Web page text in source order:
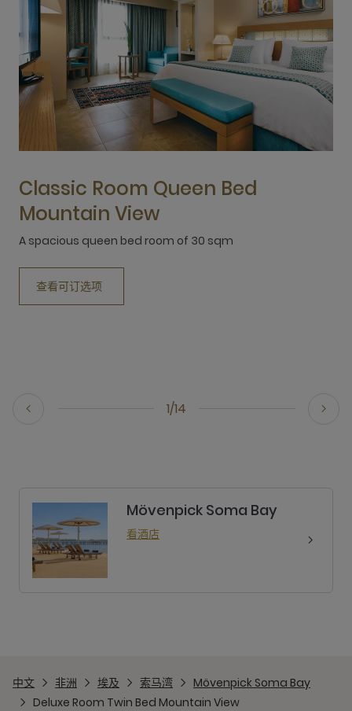
1/14
Classic Room Queen Bed
Mountain View
A spacious queen bed room of 30 sqm
查看可订选项
Mövenpick Soma Bay
看酒店
中文 非洲 埃及 索马湾
Mövenpick Soma Bay
Deluxe Room Twin Bed Mountain View